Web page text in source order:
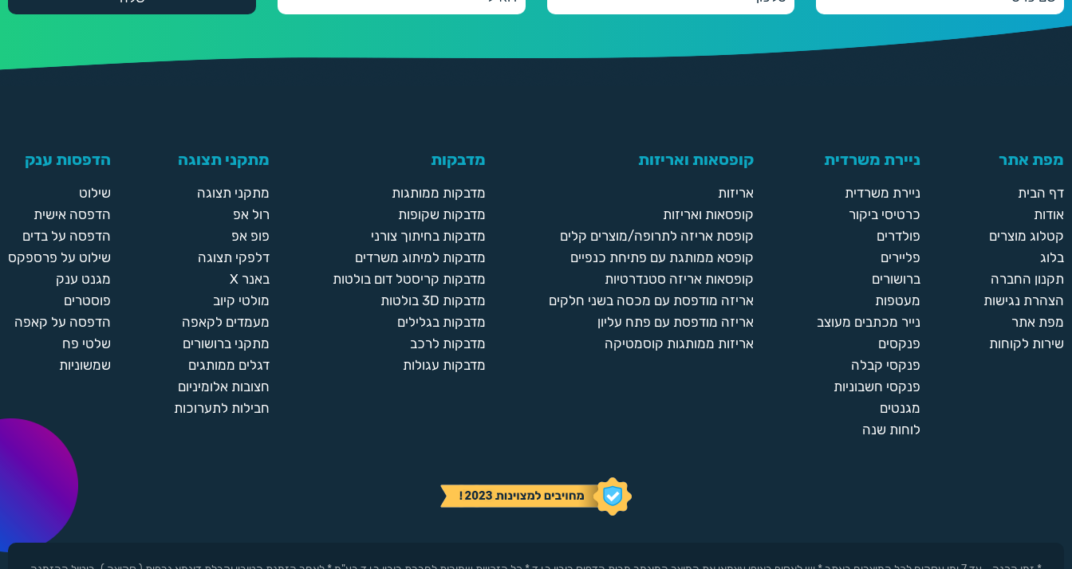
מפת אתר
דף הבית
אודות
קטלוג מוצרים
בלוג
תקנון החברה
הצהרת נגישות
מפת אתר
שירות לקוחות
ניירת משרדית
ניירת משרדית
כרטיסי ביקור
פולדרים
פליירים
ברושורים
מעטפות
נייר מכתבים מעוצב
פנקסים
פנקסי קבלה
פנקסי חשבוניות
מגנטים
לוחות שנה
קופסאות ואריזות
אריזות
קופסאות ואריזות
קופסת אריזה לתרופה/מוצרים קלים
קופסא ממותגת עם פתיחת כנפיים
קופסאות אריזה סטנדרטיות
אריזה מודפסת עם מכסה בשני חלקים
אריזה מודפסת עם פתח עליון
אריזות ממותגות קוסמטיקה
מדבקות
מדבקות ממותגות
מדבקות שקופות
מדבקות בחיתוך צורני
מדבקות למיתוג משרדים
מדבקות קריסטל דום בולטות
מדבקות 3D בולטות
מדבקות בגלילים
מדבקות לרכב
מדבקות עגולות
מתקני תצוגה
מתקני תצוגה
רול אפ
פופ אפ
דלפקי תצוגה
באנר X
מולטי קיוב
מעמדים לקאפה
מתקני ברושורים
דגלים ממותגים
חצובות אלומיניום
חבילות לתערוכות
הדפסות ענק
שילוט
הדפסה אישית
הדפסה על בדים
שילוט על פרספקס
מגנט ענק
פוסטרים
הדפסה על קאפה
שלטי פח
שמשוניות